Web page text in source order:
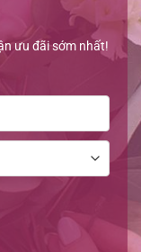
ưu đãi sớm nhất!